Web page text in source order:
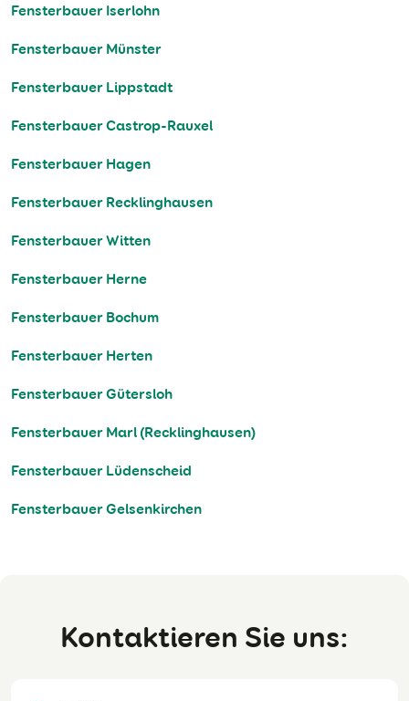
Fensterbauer Iserlohn
Fensterbauer Münster
Fensterbauer Lippstadt
Fensterbauer Castrop-Rauxel
Fensterbauer Hagen
Fensterbauer Recklinghausen
Fensterbauer Witten
Fensterbauer Herne
Fensterbauer Bochum
Fensterbauer Herten
Fensterbauer Gütersloh
Fensterbauer Marl (Recklinghausen)
Fensterbauer Lüdenscheid
Fensterbauer Gelsenkirchen
Kontaktieren Sie uns: